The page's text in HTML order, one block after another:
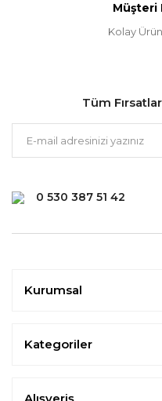
Müşteri
Kolay
0 530 387 51 42
Tüm
Kurumsal
Kategoriler